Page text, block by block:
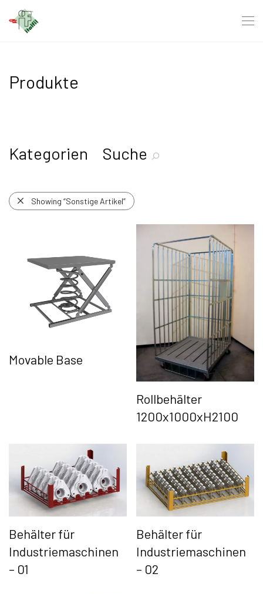
Produkte
Kategorien Suche
Showing “Sonstige Artikel”
Movable Base
Rollbehälter
1200x1000xH2100
Behälter für
Industriemaschinen
– 01
Behälter für
Industriemaschinen
– 02